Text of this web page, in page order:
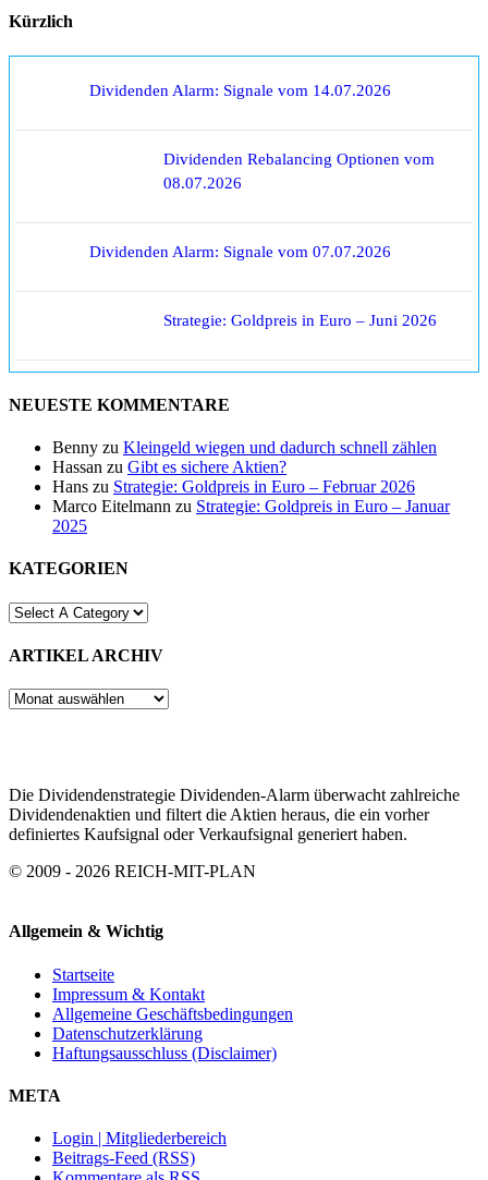
Kürzlich
Dividenden Alarm: Signale vom 14.07.2026
Dividenden Rebalancing Optionen vom
08.07.2026
Dividenden Alarm: Signale vom 07.07.2026
Strategie: Goldpreis in Euro – Juni 2026
NEUESTE KOMMENTARE
Benny zu Kleingeld wiegen und dadurch schnell zählen
Hassan zu Gibt es sichere Aktien?
Hans zu Strategie: Goldpreis in Euro – Februar 2026
Marco Eitelmann zu Strategie: Goldpreis in Euro – Januar
2025
KATEGORIEN
ARTIKEL ARCHIV
ARTIKEL
Die Dividendenstrategie Dividenden-Alarm überwacht zahlreiche
Dividendenaktien und filtert die Aktien heraus, die ein vorher
definiertes Kaufsignal oder Verkaufsignal generiert haben.
© 2009 - 2026 REICH-MIT-PLAN
Allgemein & Wichtig
Startseite
Impressum & Kontakt
Allgemeine Geschäftsbedingungen
Datenschutzerklärung
Haftungsausschluss (Disclaimer)
META
Login | Mitgliederbereich
Beitrags-Feed (RSS)